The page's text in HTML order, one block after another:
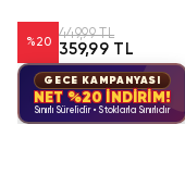
%20
449,99 TL
359,99 TL
GECE KAMPANYASI
NET %20 İNDİRİM!
Sınırlı Sürelidir • Stoklarla Sınırlıdır